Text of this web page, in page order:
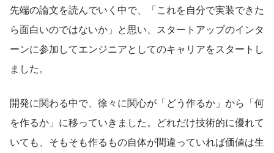
先端の論文を読んでいく中で、「これを自分で実装できた
ら面白いのではないか」と思い、スタートアップのインタ
ーンに参加してエンジニアとしてのキャリアをスタートし
ました。
開発に関わる中で、徐々に関心が「どう作るか」から「何
を作るか」に移っていきました。どれだけ技術的に優れて
いても、そもそも作るもの自体が間違っていれば価値は生